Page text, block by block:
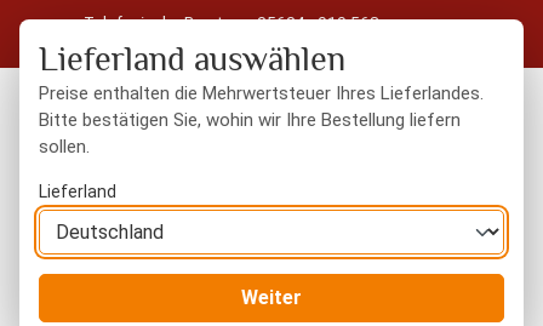
Zum Hauptinhalt springen
Telefonische Beratung: 05604 - 919 563
Kostenloser Versand in Deutschland ab 50 € Warenwert
Bildergalerie überspringen
Lieferland auswählen
Preise enthalten die Mehrwertsteuer Ihres Lieferlandes.
Bitte bestätigen Sie, wohin wir Ihre Bestellung liefern
sollen.
Lieferland
Weiter